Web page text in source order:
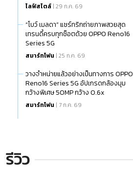
ไลฟ์สไตล์ | 29 ก.ค. 69
“โบว์ เมลดา” แชร์ทริกถ่ายภาพสวยสุด
เทรนดี้ครบทุกช็อตด้วย OPPO Reno16
Series 5G
สมาร์ทโฟน | 25 ก.ค. 69
วางจำหน่ายแล้วอย่างเป็นทางการ OPPO
Reno16 Series 5G อัปเกรดกล้องมุม
กว้างพิเศษ 50MP กว้าง 0.6x
สมาร์ทโฟน | 7 ก.ค. 69
รีวิว